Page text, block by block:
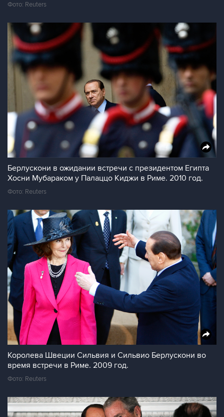
Фото: Reuters
Берлускони в ожидании встречи с президентом Египта
Хосни Мубараком у Палаццо Киджи в Риме. 2010 год.
Фото: Reuters
Королева Швеции Сильвия и Сильвио Берлускони во
время встречи в Риме. 2009 год.
Фото: Reuters